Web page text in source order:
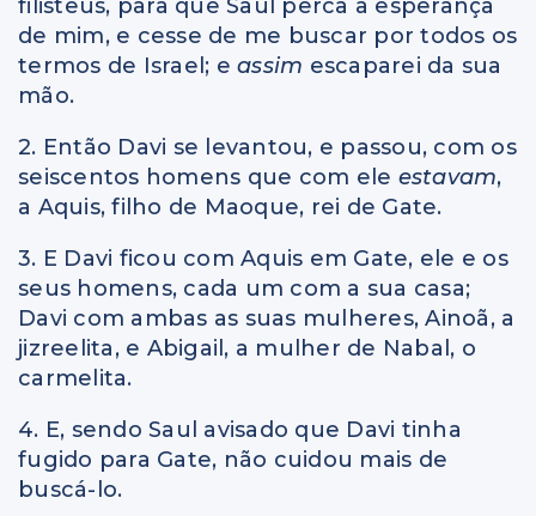
filisteus, para que Saul perca a esperança
de mim, e cesse de me buscar por todos os
termos de Israel; e assim escaparei da sua
mão.
2. Então Davi se levantou, e passou, com os
seiscentos homens que com ele estavam,
a Aquis, filho de Maoque, rei de Gate.
3. E Davi ficou com Aquis em Gate, ele e os
seus homens, cada um com a sua casa;
Davi com ambas as suas mulheres, Ainoã, a
jizreelita, e Abigail, a mulher de Nabal, o
carmelita.
4. E, sendo Saul avisado que Davi tinha
fugido para Gate, não cuidou mais de
buscá-lo.